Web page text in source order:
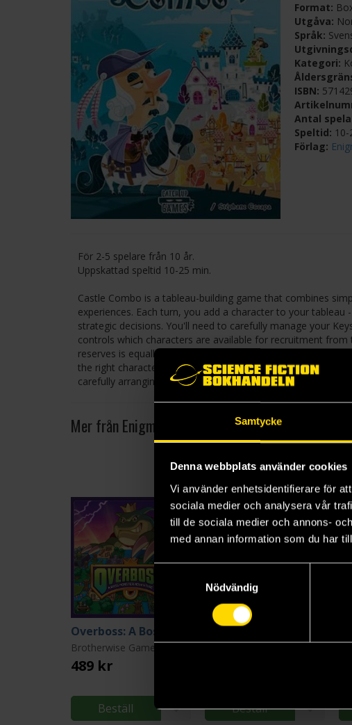
Samtycke
Denna webbplats använder cookies
Vi använder enhetsidentifierare för
sociala medier och analysera vår
till de sociala medier och annons-
med annan information som du har
Samtyckesval
Nödvändig
Format:
Utgåva:
Språk:
Kategori:
ISBN:
Antal
Speltid:
Förlag:
För 2-5 spelare från 10 år.
Uppskattad speltid 10-25 min.
Castle Combo is a tableau-building game that combines
experiences. Each turn, you add a character to your
strategic decisions. You'll need to carefully manage your
controls which characters are available for recruitment
reserves is equally important, ensuring you can afford the
the right characters is crucial to maximising their immediate
carefully arranging these characters on your 3x3 board is
Mer från Enigma
Brotherwise Games
489 kr
Beställ
Carcassonne
Beställ